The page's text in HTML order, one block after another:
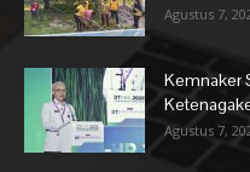
Agustus 7,
Kemnaker
Agustus 7,